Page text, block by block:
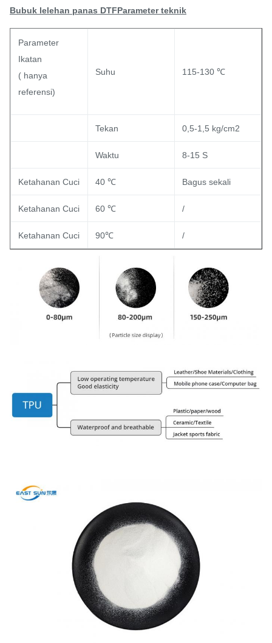
Bubuk lelehan panas DTFParameter teknik
Parameter
Ikatan
( hanya
referensi)
Suhu 115-130 ℃
Tekan 0,5-1,5 kg/cm2
Waktu 8-15 S
Ketahanan Cuci 40 ℃ Bagus sekali
Ketahanan Cuci 60 ℃ /
Ketahanan Cuci 90℃ /